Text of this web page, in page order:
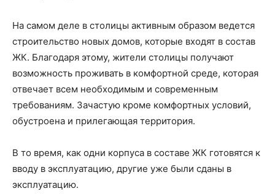
На самом деле в столицы активным образом ведется
строительство новых домов, которые входят в состав
ЖК. Благодаря этому, жители столицы получают
возможность проживать в комфортной среде, которая
отвечает всем необходимым и современным
требованиям. Зачастую кроме комфортных условий,
обустроена и прилегающая территория.
В то время, как одни корпуса в составе ЖК готовятся к
вводу в эксплуатацию, другие уже были сданы в
эксплуатацию.